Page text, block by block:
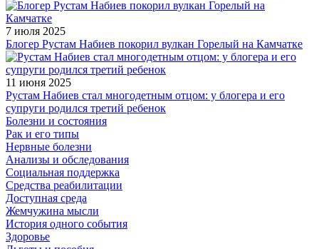
7 июля 2025
Блогер Рустам Набиев покорил вулкан Горелый на Камчатке
11 июня 2025
Рустам Набиев стал многодетным отцом: у блогера и его
супруги родился третий ребенок
Болезни и состояния
Рак и его типы
Нервные болезни
Анализы и обследования
Социальная поддержка
Средства реабилитации
Доступная среда
Жемчужина мысли
История одного события
Здоровье